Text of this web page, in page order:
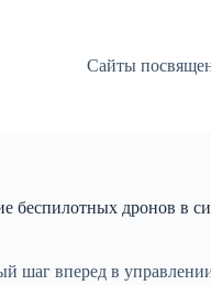
Сайты
беспилотных дронов в
шаг вперед в